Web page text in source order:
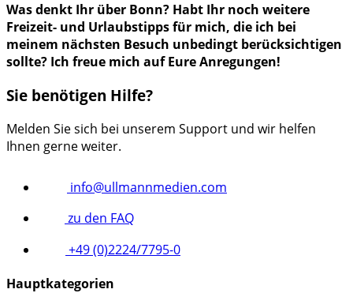
Was denkt Ihr über Bonn? Habt Ihr noch weitere
Freizeit- und Urlaubstipps für mich, die ich bei
meinem nächsten Besuch unbedingt berücksichtigen
sollte? Ich freue mich auf Eure Anregungen!
Sie benötigen Hilfe?
Melden Sie sich bei unserem Support und wir helfen
Ihnen gerne weiter.
info@ullmannmedien.com
zu den FAQ
+49 (0)2224/7795-0
Hauptkategorien